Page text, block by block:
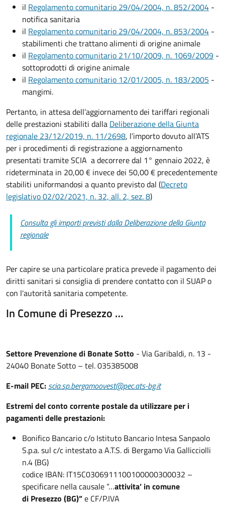
il Regolamento comunitario 29/04/2004, n. 852/2004 -
notifica sanitaria
il Regolamento comunitario 29/04/2004, n. 853/2004 -
stabilimenti che trattano alimenti di origine animale
il Regolamento comunitario 21/10/2009, n. 1069/2009 -
sottoprodotti di origine animale
il Regolamento comunitario 12/01/2005, n. 183/2005 -
mangimi.
Pertanto, in attesa dell’aggiornamento dei tariffari regionali
delle prestazioni stabiliti dalla Deliberazione della Giunta
regionale 23/12/2019, n. 11/2698, l’importo dovuto all’ATS
per i procedimenti di registrazione a aggiornamento
presentati tramite SCIA a decorrere dal 1° gennaio 2022, è
rideterminata in 20,00 € invece dei 50,00 € precedentemente
stabiliti uniformandosi a quanto previsto dal (Decreto
legislativo 02/02/2021, n. 32, all. 2, sez. 8)
Consulta gli importi previsti dalla Deliberazione della Giunta
regionale
Per capire se una particolare pratica prevede il pagamento dei
diritti sanitari si consiglia di prendere contatto con il SUAP o
con l'autorità sanitaria competente.
In Comune di Presezzo …
Settore Prevenzione di Bonate Sotto - Via Garibaldi, n. 13 -
24040 Bonate Sotto – tel. 035385008
E-mail PEC: scia.sp.bergamoovest@pec.ats-bg.it
Estremi del conto corrente postale da utilizzare per i
pagamenti delle prestazioni:
Bonifico Bancario c/o Istituto Bancario Intesa Sanpaolo
S.p.a. sul c/c intestato a A.T.S.di Bergamo Via Gallicciolli
n.4 (BG)
codice IBAN: IT15C0306911100100000300032 –
specificare nella causale “…attivita’ in comune
di Presezzo (BG)”e CF/P.IVA